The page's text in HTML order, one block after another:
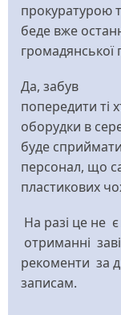
прокуратурою
беде вже
громадянської
Да, забув
попередити ті
оборудки в
буде
персонал, що
пластикових
На разі це не
отриманні
рекоменти за
записам.